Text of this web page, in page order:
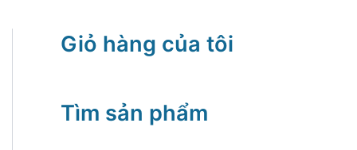
Giỏ hàng của tôi
Tìm sản phẩm